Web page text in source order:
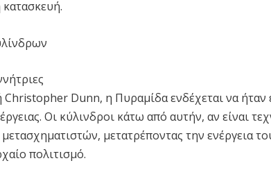
κατασκευή.
Dunn, η Πυραμίδα ενδέχεται να ήταν
Οι κύλινδροι κάτω από αυτήν, αν είναι
μετατρέποντας την ενέργεια
πολιτισμό.